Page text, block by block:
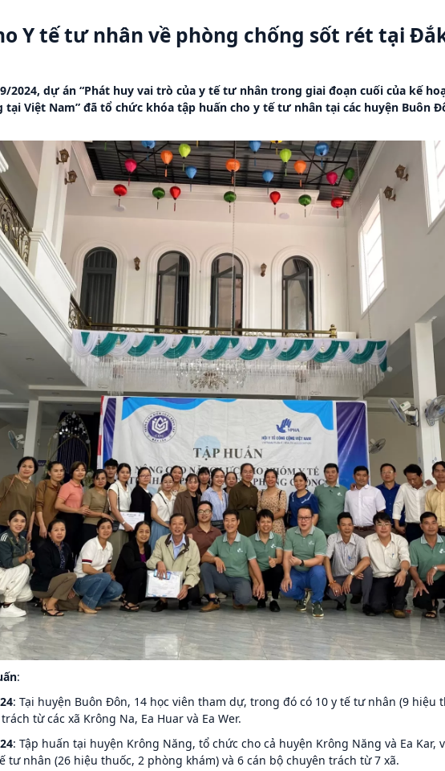
Y tế tư nhân về phòng chống sốt rét tại
2024, dự án “Phát huy vai trò của y tế tư nhân trong giai đoạn cuối của kế
Việt Nam” đã tổ chức khóa tập huấn cho y tế tư nhân tại các huyện Buôn
:
: Tại huyện Buôn Đôn, 14 học viên tham dự, trong đó có 10 y tế tư nhân (9 hiệu
từ các xã Krông Na, Ea Huar và Ea Wer.
: Tập huấn tại huyện Krông Năng, tổ chức cho cả huyện Krông Năng và Ea Kar,
tư nhân (26 hiệu thuốc, 2 phòng khám) và 6 cán bộ chuyên trách từ 7 xã.